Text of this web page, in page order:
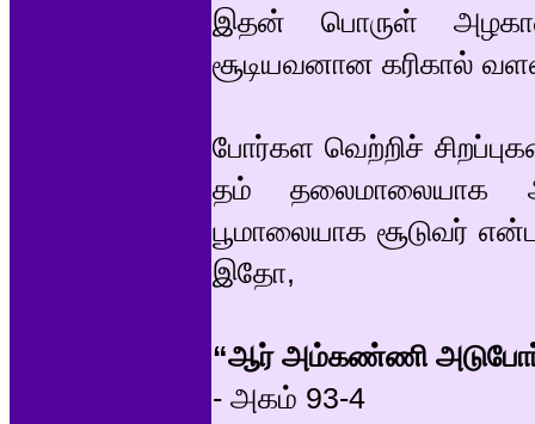
இதன் பொருள்
சூடியவனான கரிகால்
போர்கள வெற்றிச்
தம் தலைமாலையாக
பூமாலையாக சூடுவர்
இதோ,
“ஆர் அம்கண்ணி
- அகம் 93-4